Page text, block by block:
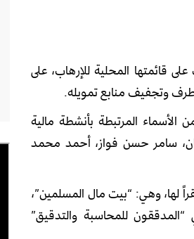
المتحدة، اليوم الثلاثاء، إدراج 16 شخصاً و5 كيانات على قائمتها المحلية للإرهاب، على
وتجفيف منابع تمويله.
الأسماء المرتبطة بأنشطة مالية
سامر حسن فواز، أحمد محمد
وهي: “بيت مال المسلمين”،
للمحاسبة والتدقيق”